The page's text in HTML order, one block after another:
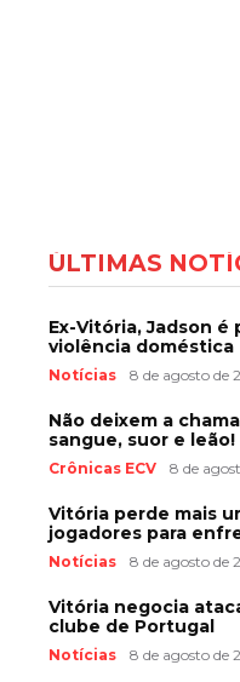
ÚLTIMAS
Ex-Vitória, Jadson
violência doméstica
Notícias 8 de agosto de
Não deixem a
sangue, suor e leão!
Crônicas ECV 8 de
Vitória perde mais
jogadores para
Notícias 8 de agosto de
Vitória negocia
clube de Portugal
Notícias 8 de agosto de